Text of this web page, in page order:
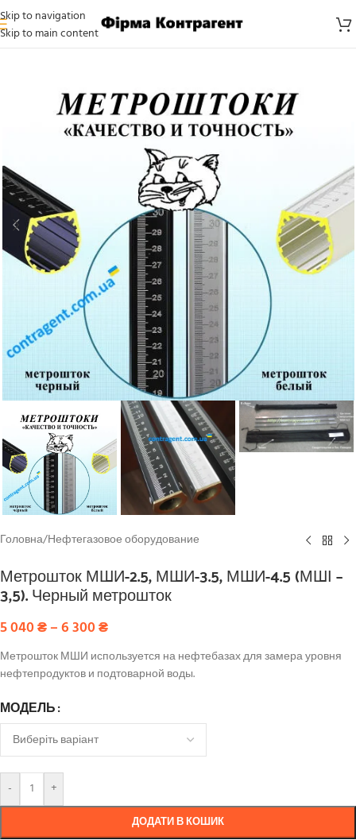
Skip to navigation
Skip to main content
Головна/Нефтегазовое оборудование
Метрошток МШИ-2.5, МШИ-3.5, МШИ-4.5 (МШІ –
3,5). Черный метрошток
5 040₴–6 300₴
Метрошток МШИ используется на нефтебазах для замера уровня
нефтепродуктов и подтоварной воды.
МОДЕЛЬ
- +
ДОДАТИ В КОШИК